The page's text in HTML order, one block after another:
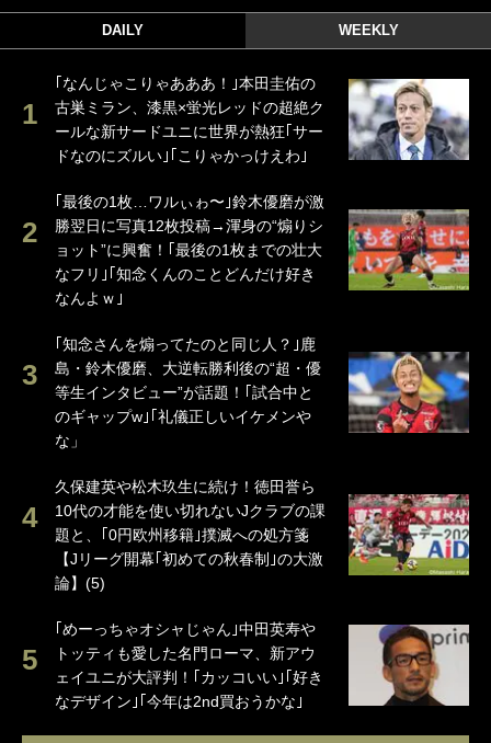
DAILY WEEKLY
｢なんじゃこりゃあああ！｣本田圭佑の
古巣ミラン、漆黒×蛍光レッドの超絶ク
ールな新サードユニに世界が熱狂｢サー
ドなのにズルい｣｢こりゃかっけえわ｣
｢最後の1枚…ワルぃゎ〜｣鈴木優磨が激
勝翌日に写真12枚投稿→渾身の“煽りシ
ョット”に興奮！｢最後の1枚までの壮大
なフリ｣｢知念くんのことどんだけ好き
なんよｗ｣
｢知念さんを煽ってたのと同じ人？｣鹿
島・鈴木優磨、大逆転勝利後の“超・優
等生インタビュー”が話題！｢試合中と
のギャップw｣｢礼儀正しいイケメンや
な」
久保建英や松木玖生に続け！徳田誉ら
10代の才能を使い切れないJクラブの課
題と、｢0円欧州移籍｣撲滅への処方箋
【Jリーグ開幕｢初めての秋春制｣の大激
論】(5)
｢めーっちゃオシャじゃん｣中田英寿や
トッティも愛した名門ローマ、新アウ
ェイユニが大評判！｢カッコいい｣｢好き
なデザイン｣｢今年は2nd買おうかな｣